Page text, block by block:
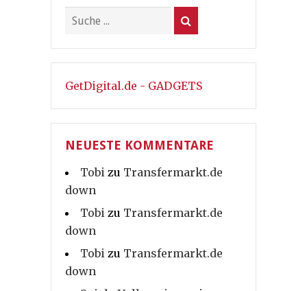
GetDigital.de - GADGETS
NEUESTE KOMMENTARE
Tobi zu Transfermarkt.de
down
Tobi zu Transfermarkt.de
down
Tobi zu Transfermarkt.de
down